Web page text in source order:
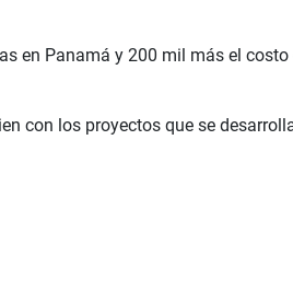
en Panamá y 200 mil más el costo
con los proyectos que se